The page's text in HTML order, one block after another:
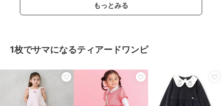
もっとみる
1枚でサマになるティアードワンピ